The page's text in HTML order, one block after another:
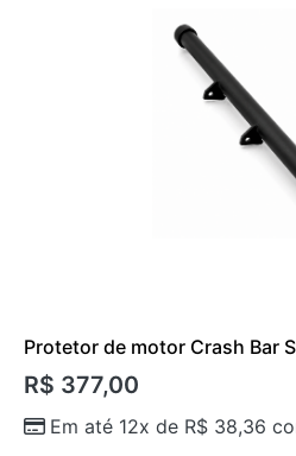
Protetor de motor Crash Bar
R$ 377,00
Em até 12x de R$ 38,36